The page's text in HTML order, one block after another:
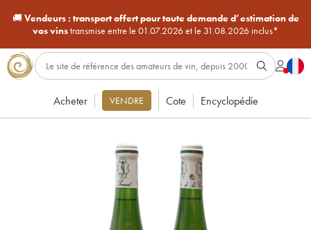
🚚Vendeurs : transport offert pour toute demande d’estimation de
vos vinstransmise entre le 01.07.2026 et le 31.08.2026 inclus*
Acheter VENDRE Cote Encyclopédie